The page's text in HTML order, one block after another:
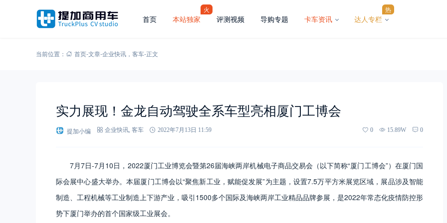
首页 本站独家
火
评测视频 导购专题 卡车资讯 达人专栏
热
当前位置： 首页-文章-企业快讯 ， 客车-正文
实力展现！金龙自动驾驶全系车型亮相厦门工博会
提加小编 企业快讯 客车 2022年7月13日 11:59 0 15.89W 0
7月7日-7月10日，2022厦门工业博览会暨第26届海峡两岸机械电子商品交易会（以下简称“厦门工博会”）在厦门国
际会展中心盛大举办。本届厦门工博会以“聚焦新工业，赋能促发展”为主题，设置7.5万平方米展览区域，展品涉及智能
制造、工程机械等工业制造上下游产业，吸引1500多个国际及海峡两岸工业精品品牌参展，是2022年常态化疫情防控形
势下厦门举办的首个国家级工业展会。